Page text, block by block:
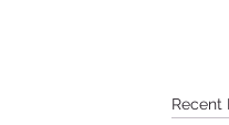
Recent